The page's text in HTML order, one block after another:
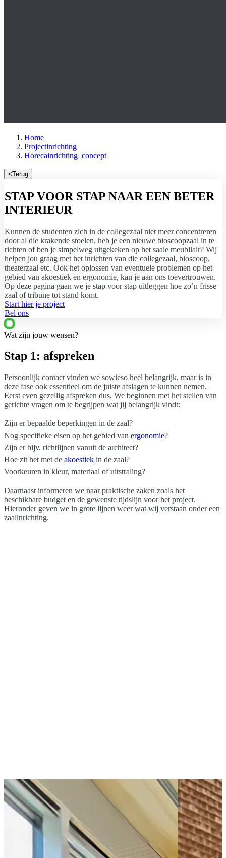
Home
Projectinrichting
Horecainrichting_concept
<Terug
STAP VOOR STAP NAAR EEN BETER
INTERIEUR
Kunnen de studenten zich in de collegezaal niet meer concentreren
door al die krakende stoelen, heb je een nieuwe bioscoopzaal in te
richten of ben je simpelweg uitgekeken op het saaie meubilair? Wij
helpen jou graag met het inrichten van die collegezaal, bioscoop,
theaterzaal etc. Ook het oplossen van eventuele problemen op het
gebied van akoestiek en ergonomie, kan je aan ons toevertrouwen.
Op deze pagina gaan we je stap voor stap uitleggen hoe zo’n frisse
zaal of tribune tot stand komt.
Start hier je project
Bel ons
Wat zijn jouw wensen?
Stap 1: afspreken
Persoonlijk contact vinden we sowieso heel belangrijk, maar is in
deze fase ook essentieel om de juiste afslagen te kunnen nemen.
Eerst even gezellig afspreken dus. We beginnen met het stellen van
gerichte vragen om te begrijpen wat jij belangrijk vindt:
Zijn er bepaalde beperkingen in de zaal?
Nog specifieke eisen op het gebied van ergonomie?
Zijn er bijv. richtlijnen vanuit de architect?
Hoe zit het met de akoestiek in de zaal?
Voorkeuren in kleur, materiaal of uitstraling?
Daarnaast informeren we naar praktische zaken zoals het
beschikbare budget en de gewenste tijdslijn voor het project.
Hieronder geven we in grote lijnen weer wat wij verstaan onder een
zaalinrichting.